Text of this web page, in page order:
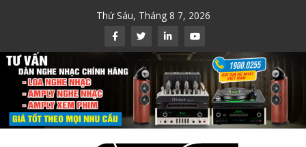
Thứ Sáu, Tháng 8 7, 2026